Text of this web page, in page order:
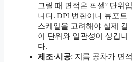
그릴 때 면적은 픽셀² 단위입
니다. DPI 변환이나 뷰포트
스케일을 고려해야 실제 길
이 단위와 일관성이 생깁니
다.
제조·시공: 지름 공차가 면적